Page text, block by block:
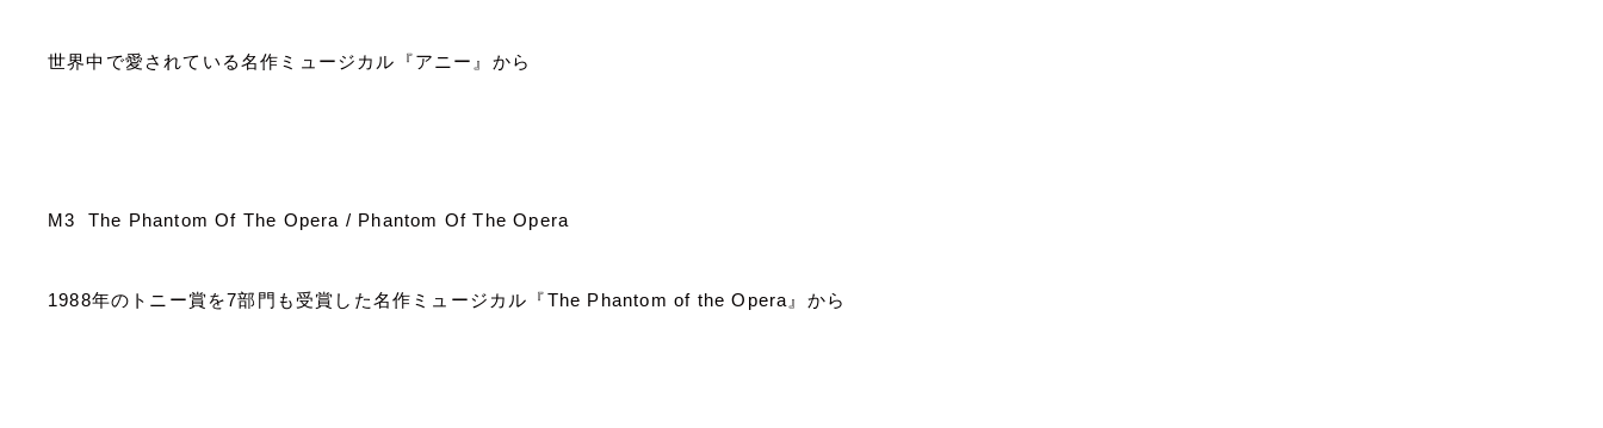
世界中で愛されている名作ミュージカル『アニー』から
M3 The Phantom Of The Opera / Phantom Of The Opera
1988年のトニー賞を7部門も受賞した名作ミュージカル『The Phantom of the Opera 』から